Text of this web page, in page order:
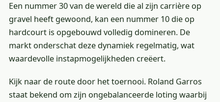
Een nummer 30 van de wereld die al zijn carrière op
gravel heeft gewoond, kan een nummer 10 die op
hardcourt is opgebouwd volledig domineren. De
markt onderschat deze dynamiek regelmatig, wat
waardevolle instapmogelijkheden creëert.
Kijk naar de route door het toernooi. Roland Garros
staat bekend om zijn ongebalanceerde loting waarbij